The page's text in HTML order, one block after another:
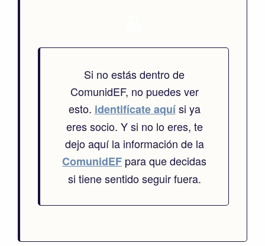
Si no estás dentro de
ComunidEF, no puedes ver
esto. identifícate aquísi ya
eres socio. Y si no lo eres, te
dejo aquí la información de la
ComunidEF para que decidas
si tiene sentido seguir fuera.